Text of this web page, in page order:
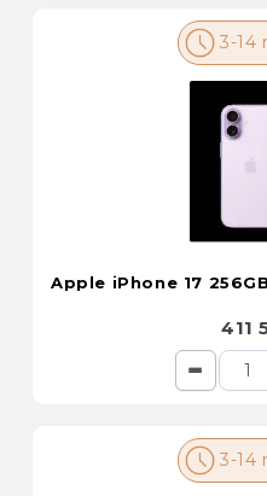
3-14
Apple iPhone 17
411
3-14